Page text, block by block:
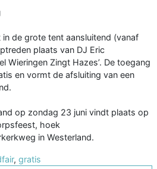
de grote tent aansluitend (vanaf
plaats van DJ Eric
Wieringen Zingt Hazes’. De toegang
en vormt de afsluiting van een
op zondag 23 juni vindt plaats op
hoek
in Westerland.
, gratis